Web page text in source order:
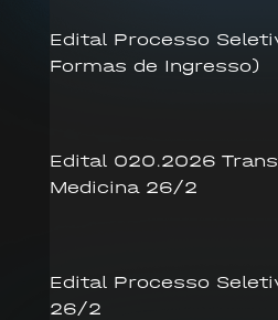
Edital Processo
Formas de Ingresso)
Edital 020.2026
Medicina 26/2
Edital Processo
26/2